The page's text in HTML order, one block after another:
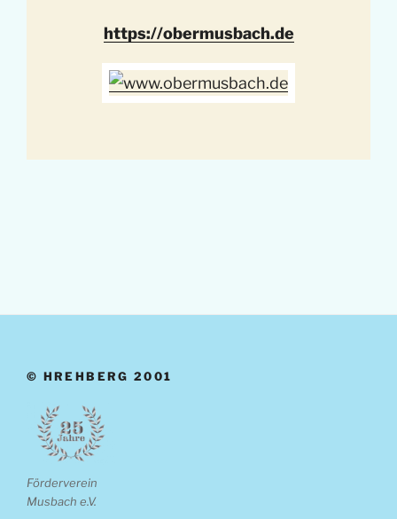
https://obermusbach.de
© HREHBERG 2001
Förderverein
Musbach e.V.